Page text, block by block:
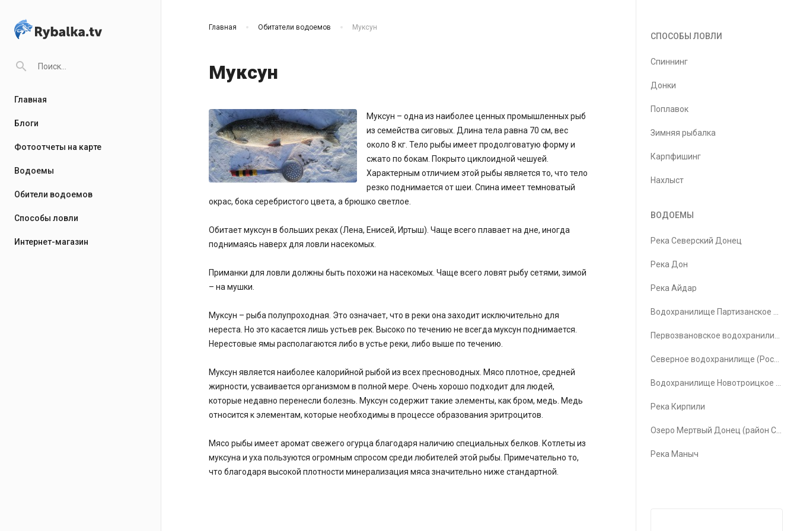
search
Главная
Блоги
Фотоотчеты на карте
Водоемы
Обители водоемов
Способы ловли
Интернет-магазин
Главная Обитатели водоемов Муксун
Муксун
Муксун – одна из наиболее ценных промышленных рыб
из семейства сиговых. Длина тела равна 70 см, вес
около 8 кг. Тело рыбы имеет продолговатую форму и
сжато по бокам. Покрыто циклоидной чешуей.
Характерным отличием этой рыбы является то, что тело
резко поднимается от шеи. Спина имеет темноватый
окрас, бока серебристого цвета, а брюшко светлое.
Обитает муксун в больших реках (Лена, Енисей, Иртыш). Чаще всего плавает на дне, иногда
поднимаясь наверх для ловли насекомых.
Приманки для ловли должны быть похожи на насекомых. Чаще всего ловят рыбу сетями, зимой
– на мушки.
Муксун – рыба полупроходная. Это означает, что в реки она заходит исключительно для
нереста. Но это касается лишь устьев рек. Высоко по течению не всегда муксун поднимается.
Нерестовые ямы располагаются либо в устье реки, либо выше по течению.
Муксун является наиболее калорийной рыбой из всех пресноводных. Мясо плотное, средней
жирности, усваивается организмом в полной мере. Очень хорошо подходит для людей,
которые недавно перенесли болезнь. Муксун содержит такие элементы, как бром, медь. Медь
относится к элементам, которые необходимы в процессе образования эритроцитов.
Мясо рыбы имеет аромат свежего огурца благодаря наличию специальных белков. Котлеты из
муксуна и уха пользуются огромным спросом среди любителей этой рыбы. Примечательно то,
что благодаря высокой плотности минерализация мяса значительно ниже стандартной.
СПОСОБЫ ЛОВЛИ
Спиннинг
Донки
Поплавок
Зимняя рыбалка
Карпфишинг
Нахлыст
ВОДОЕМЫ
Река Северский Донец
Река Дон
Река Айдар
Река Кирпили
Река Маныч